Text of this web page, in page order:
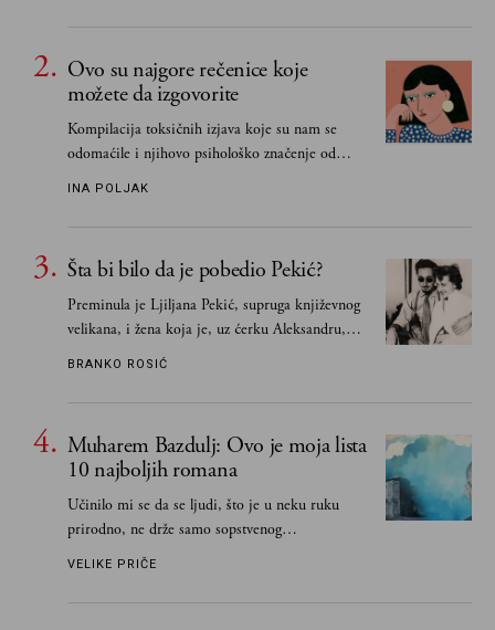
Ovo su najgore rečenice koje
možete da izgovorite
Kompilacija toksičnih izjava koje su nam se
odomaćile i njihovo psihološko značenje od
INA POLJAK
Šta bi bilo da je pobedio Pekić?
Preminula je Ljiljana Pekić, supruga književnog
velikana, i žena koja je, uz ćerku Aleksandru,
vodila računa o zaostavštini pisca. Ovu priču o
poznavale
BRANKO ROSIĆ
Muharem Bazdulj: Ovo je moja lista
10 najboljih romana
Učinilo mi se da se ljudi, što je u neku ruku
prirodno, ne drže samo sopstvenog
senzibiliteta... Pokušao sam (biće, samo
VELIKE PRIČE